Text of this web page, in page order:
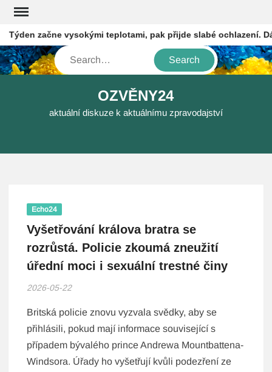
Skip
content
začne vysokými teplotami, pak přijde slabé ochlazení. Dál
Search
OZVĚNY24
aktuální diskuze k aktuálnímu zpravodajství
Echo24
Vyšetřování králova bratra se
rozrůstá. Policie zkoumá zneužití
úřední moci i sexuální trestné činy
2026-05-22
Britská policie znovu vyzvala svědky, aby se
přihlásili, pokud mají informace související s
případem bývalého prince Andrewa Mountbattena-
Windsora. Úřady ho vyšetřují kvůli podezření ze